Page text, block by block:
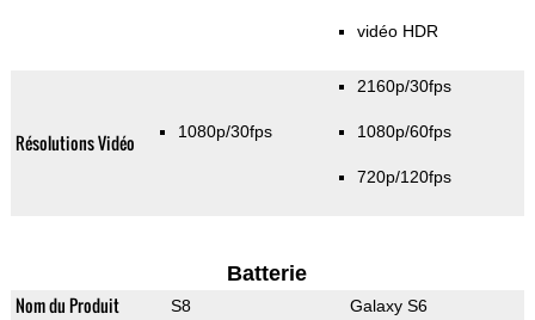
vidéo HDR
Résolutions Vidéo 1080p/30fps
2160p/30fps
1080p/60fps
720p/120fps
Batterie
Nom du Produit S8 Galaxy S6